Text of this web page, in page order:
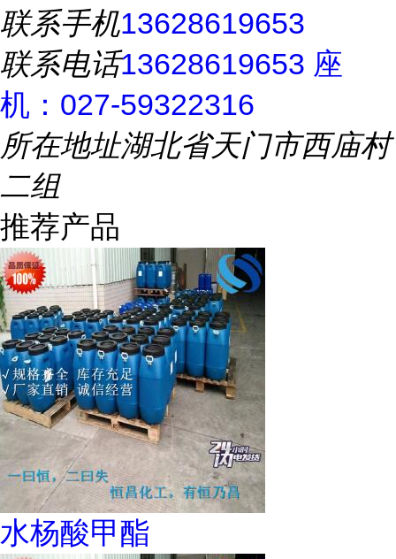
联系手机13628619653
联系电话13628619653 座
机：027-59322316
所在地址湖北省天门市西庙村
二组
推荐产品
水杨酸甲酯